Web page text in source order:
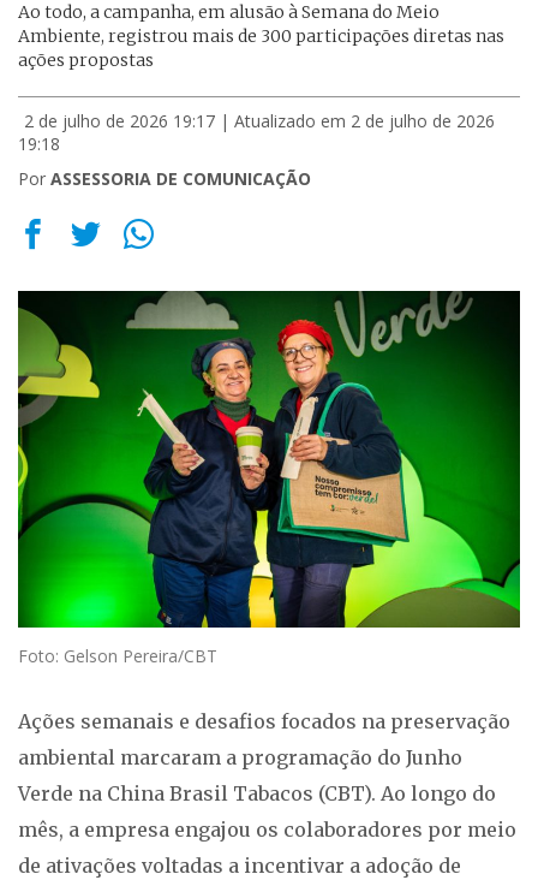
Ao todo, a campanha, em alusão à Semana do Meio
Ambiente, registrou mais de 300 participações diretas nas
ações propostas
2 de julho de 2026 19:17 | Atualizado em 2 de julho de 2026
19:18
Por ASSESSORIA DE COMUNICAÇÃO
Foto: Gelson Pereira/CBT
Ações semanais e desafios focados na preservação
ambiental marcaram a programação do Junho
Verde na China Brasil Tabacos (CBT). Ao longo do
mês, a empresa engajou os colaboradores por meio
de ativações voltadas a incentivar a adoção de